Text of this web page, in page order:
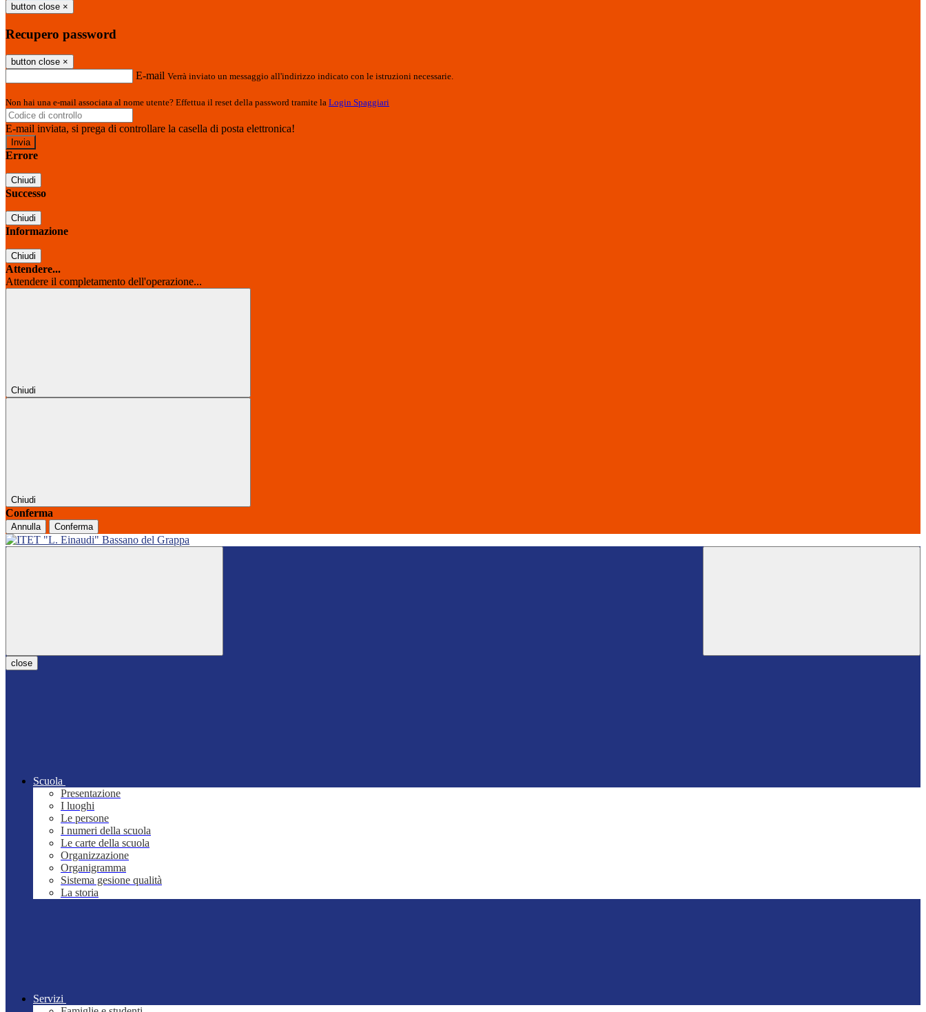
button close ×
Recupero password
button close ×
E-mail Verrà inviato un messaggio all'indirizzo indicato con le istruzioni necessarie.
Non hai una e-mail associata al nome utente? Effettua il reset della password tramite la Login Spaggiari
E-mail inviata, si prega di controllare la casella di posta elettronica!
Errore
Chiudi
Successo
Chiudi
Informazione
Chiudi
Attendere...
Attendere il completamento dell'operazione...
Chiudi
Chiudi
Conferma
Annulla Conferma
close
Scuola
Presentazione
I luoghi
Le persone
I numeri della scuola
Le carte della scuola
Organizzazione
Organigramma
Sistema gesione qualità
La storia
Servizi